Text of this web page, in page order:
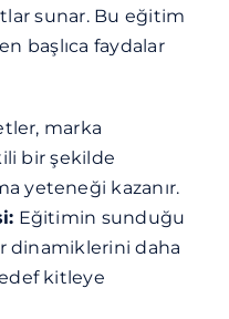
sunar. Bu eğitim
başlıca faydalar
marka
bir şekilde
yeteneği kazanır.
Eğitimin sunduğu
dinamiklerini daha
kitleye